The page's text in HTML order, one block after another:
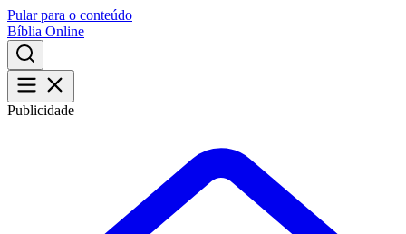
Pular para o conteúdo
Bíblia Online
Publicidade